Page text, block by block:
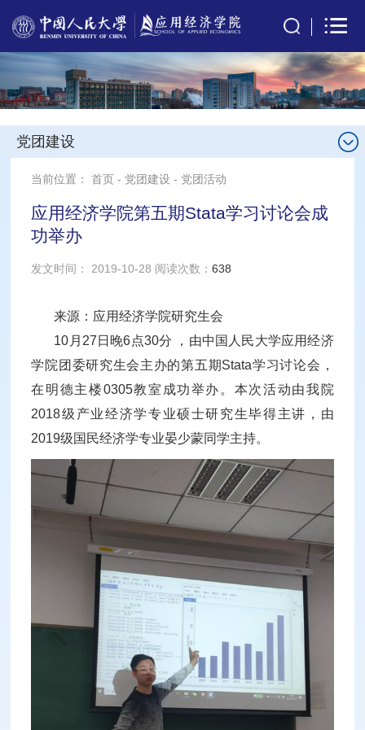
党团建设
当前位置：首页 - 党团建设 - 党团活动
应用经济学院第五期Stata学习讨论会成
功举办
发文时间： 2019-10-28 阅读次数：638
来源：应用经济学院研究生会
10月27日晚6点30分 ，由中国人民大学应用经济
学院团委研究生会主办的第五期Stata学习讨论会，
在明德主楼0305教室成功举办。本次活动由我院
2018级产业经济学专业硕士研究生毕得主讲，由
2019级国民经济学专业晏少蒙同学主持。